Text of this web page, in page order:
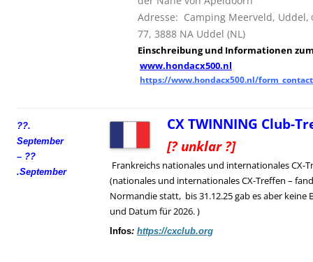
Adresse: Camping Meerveld, Uddel,
77, 3888 NA Uddel (NL)
Einschreibung und Informationen
www.hondacx500.nl
https://www.hondacx500.nl/
??.
September
– ??
.September
CX TWINNING Club-
[? unklar ?]
Frankreichs nationales und internationales CX-
(nationales und internationales CX-Treffen –
Normandie statt, bis 31.12.25 gab es aber keine
und Datum für 2026. )
Infos: https://cxclub.org